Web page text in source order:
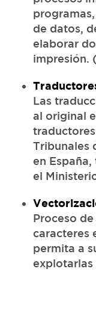
de datos,
elaborar
impresión.
Las
al original
Tribunales
en
el
Proceso
caracteres
permita a
explotarlas